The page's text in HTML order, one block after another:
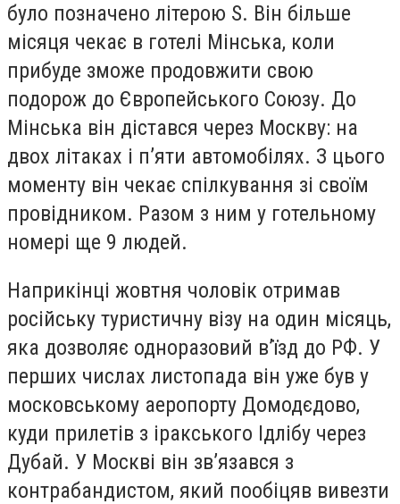
було позначено літерою S. Він більше
місяця чекає в готелі Мінська, коли
прибуде зможе продовжити свою
подорож до Європейського Союзу. До
Мінська він дістався через Москву: на
двох літаках і п’яти автомобілях. З цього
моменту він чекає спілкування зі своїм
провідником. Разом з ним у готельному
номері ще 9 людей.
Наприкінці жовтня чоловік отримав
російську туристичну візу на один місяць,
яка дозволяє одноразовий в’їзд до РФ. У
перших числах листопада він уже був у
московському аеропорту Домодєдово,
куди прилетів з іракського Ідлібу через
Дубай. У Москві він зв’язався з
контрабандистом, який пообіцяв вивезти